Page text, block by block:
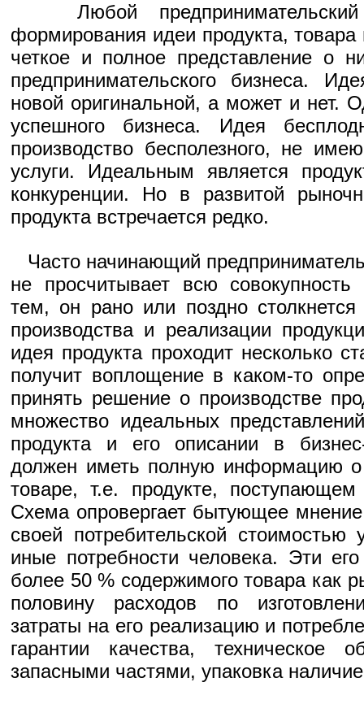
Любой предпринимательский
формирования идеи продукта, товара
четкое и полное представление о
предпринимательского бизнеса.
новой оригинальной, а может и нет.
успешного бизнеса. Идея
производство бесполезного, не
услуги. Идеальным является
конкуренции. Но в развитой
продукта встречается редко.
Часто начинающий
не просчитывает всю
тем, он рано или поздно
производства и реализации
идея продукта проходит несколько
получит воплощение в каком-то
принять решение о производстве
множество идеальных
продукта и его описании в
должен иметь полную информацию о
товаре, т.е. продукте,
Схема опровергает бытующее
своей потребительской
иные потребности человека. Эти
более 50 % содержимого товара как
половину расходов по
затраты на его реализацию и
гарантии качества, техническое
запасными частями, упаковка